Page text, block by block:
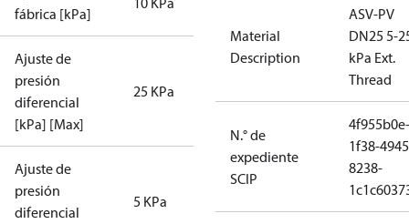
fábrica [kPa]
Ajuste de
presión
diferencial
[kPa] [Max]
25 KPa
Ajuste de
presión
diferencial
5 KPa
Material
Description
ASV-PV
DN25 5-
kPa Ext.
Thread
N.° de
expediente
SCIP
4f955b0e-
1f38-
8238-